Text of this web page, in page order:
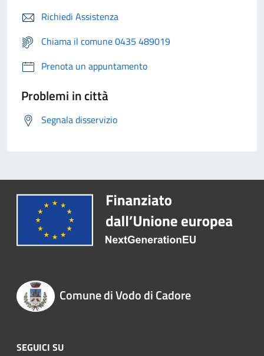
Richiedi Assistenza
Chiama il comune 0435 489019
Prenota un appuntamento
Problemi in città
Segnala disservizio
Comune di Vodo di Cadore
SEGUICI SU